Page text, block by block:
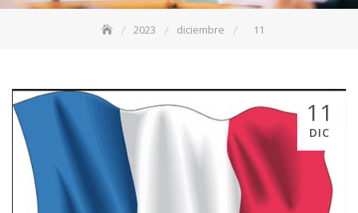
2023 diciembre 11
11
DIC